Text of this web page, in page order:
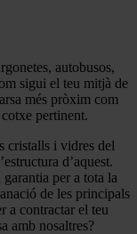
autobusos,
sigui el teu mitjà de
més pròxim com
pertinent.
cristalls i vidres del
d’aquest.
per a tota la
de les principals
a contractar el teu
amb nosaltres?